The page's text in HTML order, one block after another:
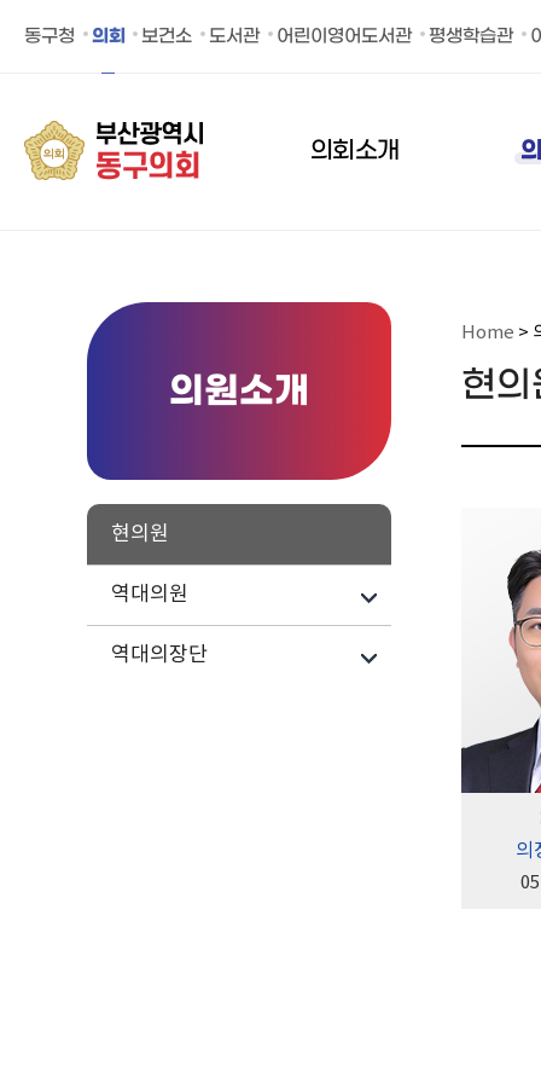
동구청 의회 보건소 도서관 어린이영어도서관 평생학습관
동구의회 페이스북 바로가기
동구의회 유튜브 바로가
의회소개
의원소개
현의원
역대의원
역대의장단
Home >
현의
의